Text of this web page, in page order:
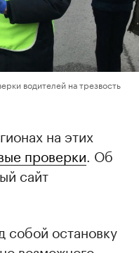
водителей на трезвость
на этих
проверки . Об
сайт
собой остановку